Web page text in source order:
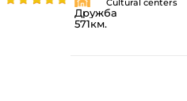
Cultural centers
Дружба
571км.